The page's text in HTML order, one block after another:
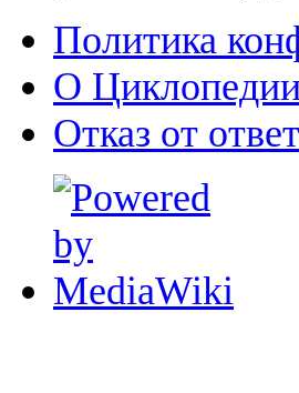
Политика
О
Отказ от